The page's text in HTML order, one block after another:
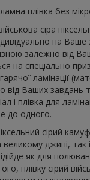
плівка без
сіра
на Ваше
залежно від
на спеціально
ламінації
від Ваших завдань
і плівка для
до одного.
сірий
джипі, так
як для
плівку сірий